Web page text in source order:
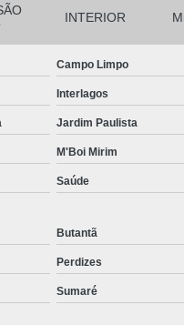
Corrente para
Corrente
Transportadora
Correntes
Transportadoras
Distribuidor de
Distribuidor de
INTERIOR
Campo Limpo
Interlagos
Jardim Paulista
M'Boi Mirim
Saúde
Butantã
Perdizes
Sumaré